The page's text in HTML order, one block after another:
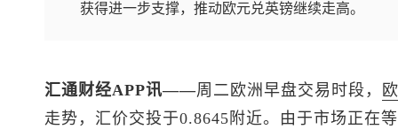
获得进一步支撑，推动欧元兑英镑继续走高。
汇通财经APP讯——周二欧洲早盘交易时段，
走势，汇价交投于0.8645附近。由于市场正在